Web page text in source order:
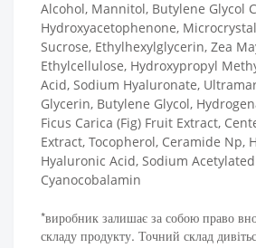
Alcohol, Mannitol, Butylene Glycol
Hydroxyacetophenone,
Sucrose, Ethylhexylglycerin, Zea
Ethylcellulose, Hydroxypropyl
Acid, Sodium Hyaluronate,
Glycerin, Butylene Glycol,
Ficus Carica (Fig) Fruit Extract,
Extract, Tocopherol, Ceramide Np,
Hyaluronic Acid, Sodium
Cyanocobalamin
*виробник залишає за собою право
складу продукту. Точний склад